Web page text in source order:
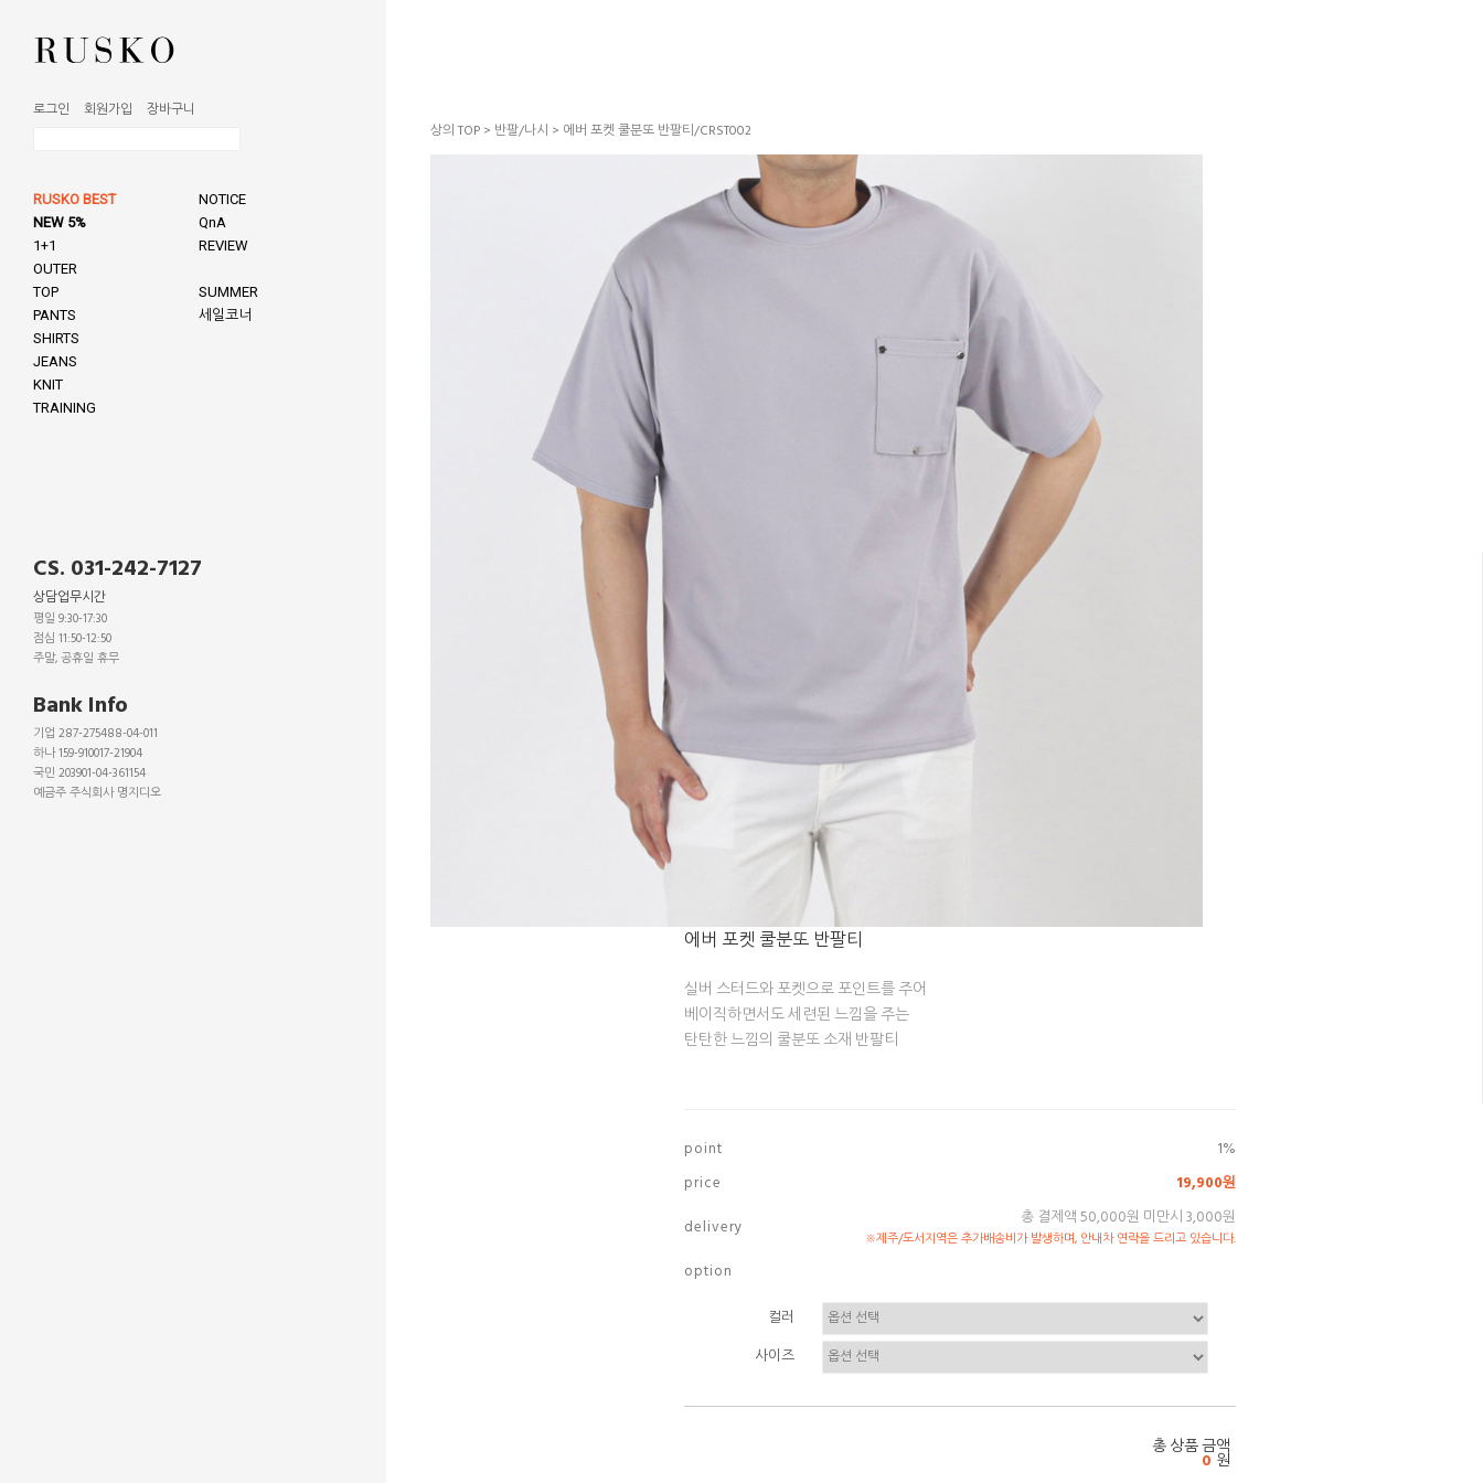
로그인 회원가입 장바구니
RUSKO BEST
NEW 5%
1+1
OUTER
TOP
PANTS
SHIRTS
JEANS
KNIT
TRAINING
NOTICE
QnA
REVIEW
SUMMER
세일코너
CS. 031-242-7127
상담업무시간
평일 9:30-17:30
점심 11:50-12:50
주말, 공휴일 휴무
Bank Info
기업 287-275488-04-011
하나 159-910017-21904
국민 203901-04-361154
예금주 주식회사 명지디오
상의 TOP > 반팔/나시 > 에버 포켓 쿨분또 반팔티/CRST002
에버 포켓 쿨분또 반팔티
실버 스터드와 포켓으로 포인트를 주어
베이직하면서도 세련된 느낌을 주는
탄탄한 느낌의 쿨분또 소재 반팔티
p o i n t
1%
p r i c e
19,900원
d e l i v e r y
총 결제액 50,000원 미만시 3,000원
※제주/도서지역은 추가배송비가 발생하며, 안내차 연락을 드리고 있습니다.
o p t i o n
컬러
사이즈
총 상품 금액
0 원